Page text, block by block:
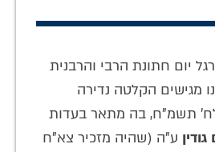
יום חתונת הרבי והרבנית
מגישים הקלטה נדירה
תשמ"ח, בה מתאר בעדות
ע"ה (שהיה מזכיר צא"ח